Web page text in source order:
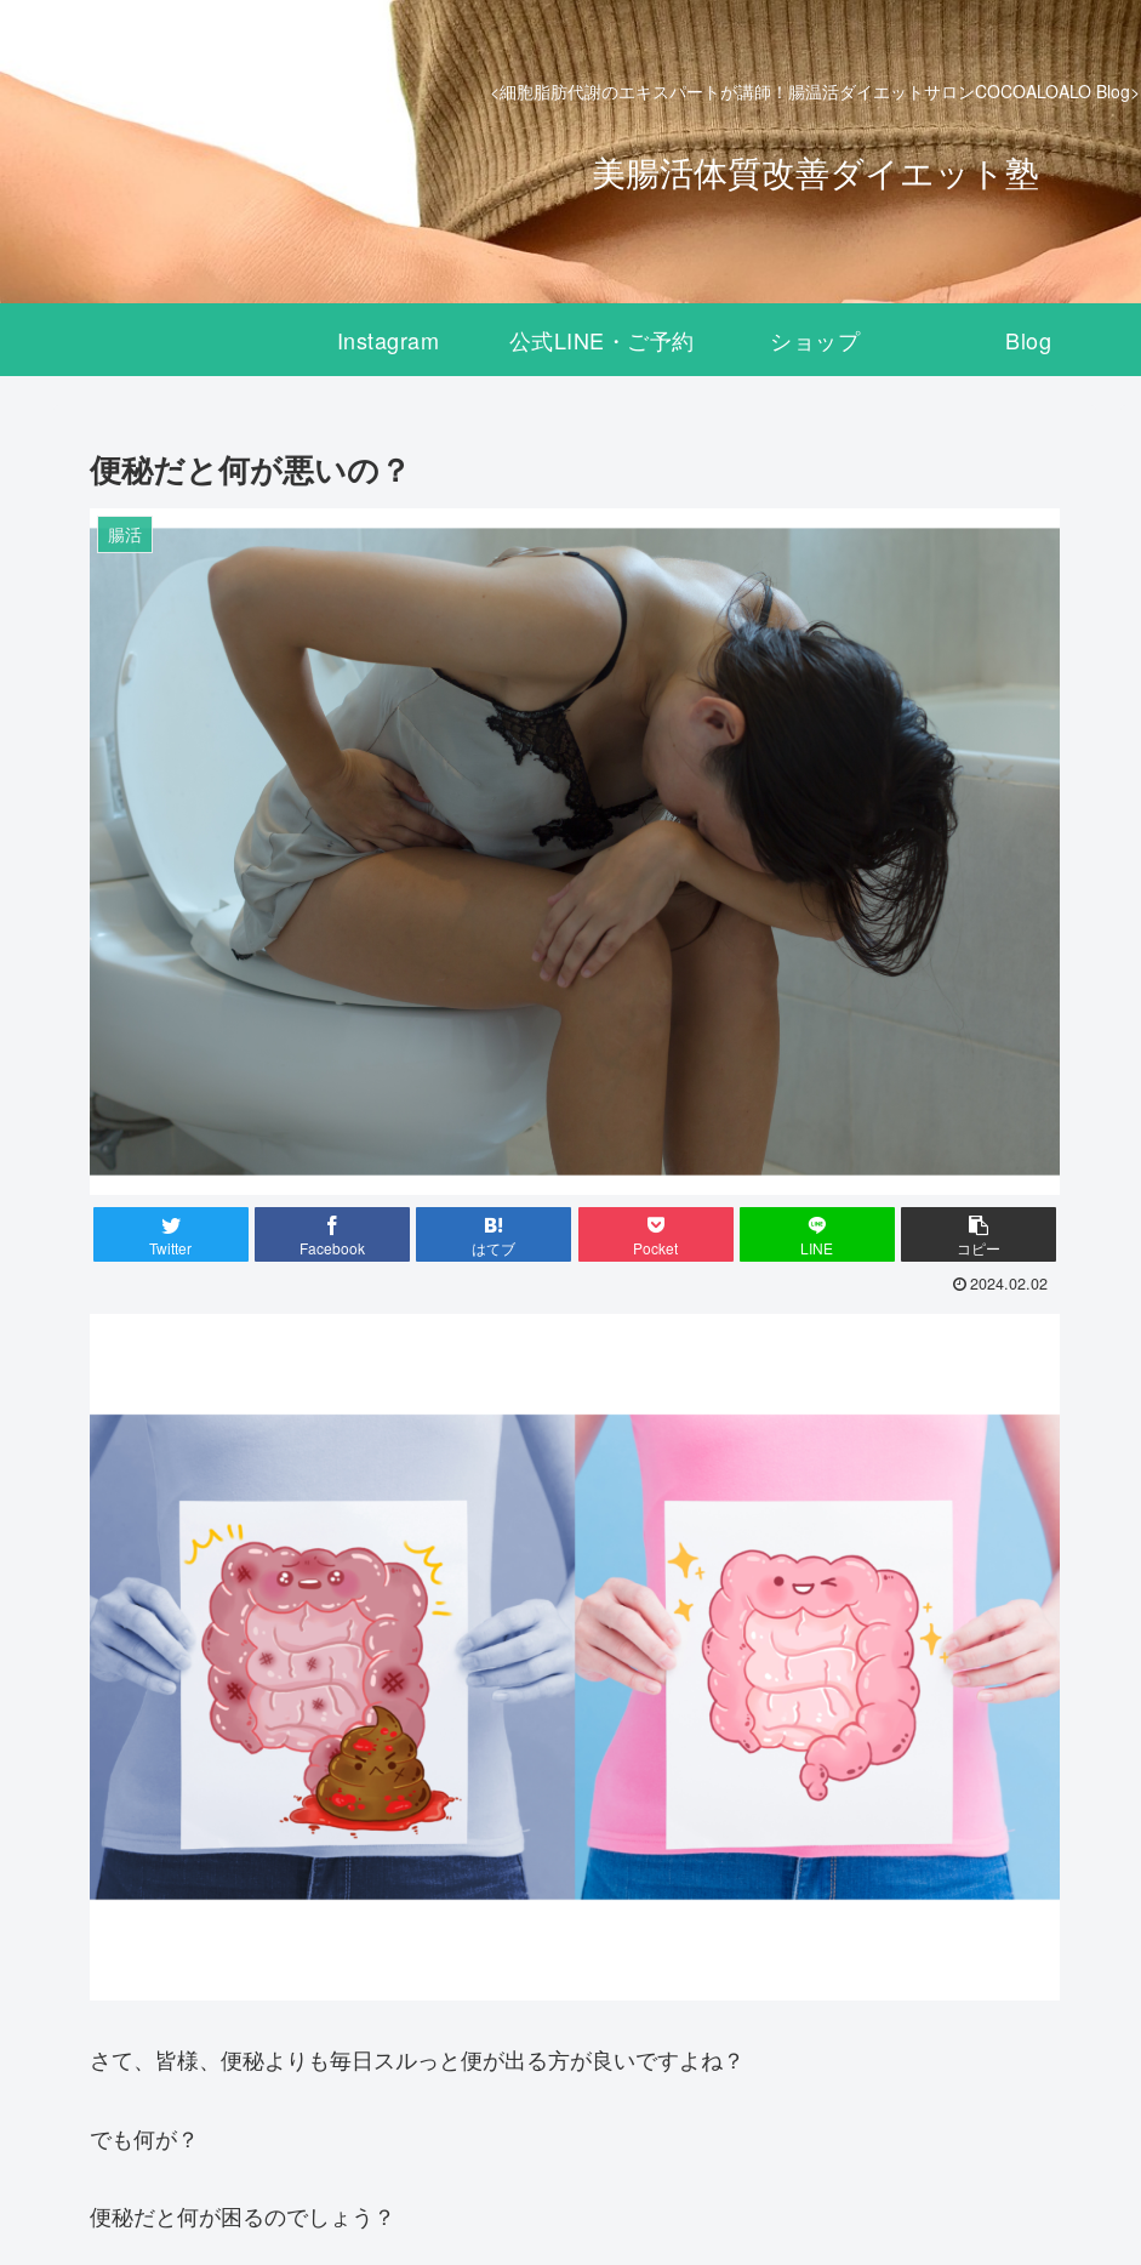
<細胞脂肪代謝のエキスパートが講師！腸温活ダイエットサロンCOCOALOALO Blog>
美腸活体質改善ダイエット塾
Instagram 公式LINE・ご予約 ショップ Blog
便秘だと何が悪いの？
腸活
Twitter Facebook はてブ Pocket LINE コピー
2024.02.02
さて、皆様、便秘よりも毎日スルっと便が出る方が良いですよね？
でも何が？
便秘だと何が困るのでしょう？